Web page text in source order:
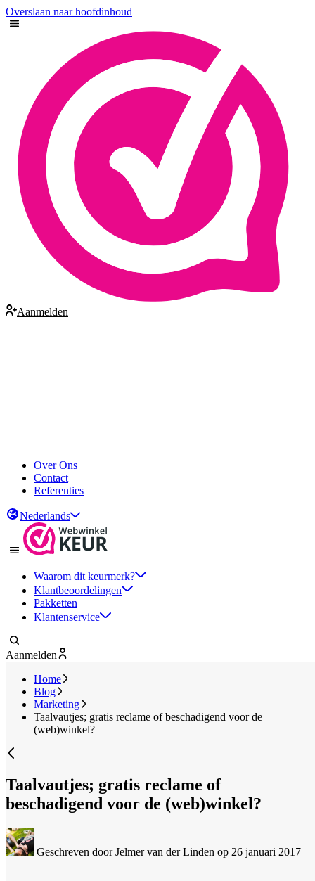
Overslaan naar hoofdinhoud
Aanmelden
Over Ons
Contact
Referenties
Nederlands
Waarom dit keurmerk?
Klantbeoordelingen
Pakketten
Klantenservice
Aanmelden
Home
Blog
Marketing
Taalvautjes; gratis reclame of beschadigend voor de
(web)winkel?
Taalvautjes; gratis reclame of
beschadigend voor de (web)winkel?
Geschreven door Jelmer van der Linden op 26 januari 2017